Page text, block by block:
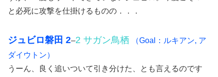
と必死に攻撃を仕掛けるものの．．．
ジュビロ磐田 2–2 サガン鳥栖
（Goal：ルキアン, ア
ダイウトン）
うーん、良く追いついて引き分けた、とも言えるのです